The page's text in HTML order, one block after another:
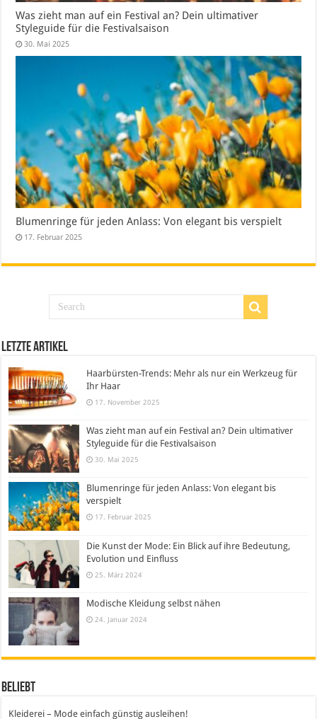
Was zieht man auf ein Festival an? Dein ultimativer
Styleguide für die Festivalsaison
30. Mai 2025
Blumenringe für jeden Anlass: Von elegant bis verspielt
17. Februar 2025
Letzte Artikel
Haarbürsten-Trends: Mehr als nur ein Werkzeug für
Ihr Haar
17. November 2025
Was zieht man auf ein Festival an? Dein ultimativer
Styleguide für die Festivalsaison
30. Mai 2025
Blumenringe für jeden Anlass: Von elegant bis
verspielt
17. Februar 2025
Die Kunst der Mode: Ein Blick auf ihre Bedeutung,
Evolution und Einfluss
25. März 2024
Modische Kleidung selbst nähen
24. Januar 2024
Beliebt
Kleiderei – Mode einfach günstig ausleihen!